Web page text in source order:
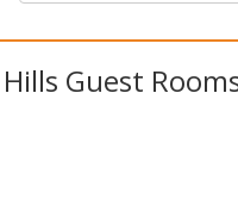
Guest